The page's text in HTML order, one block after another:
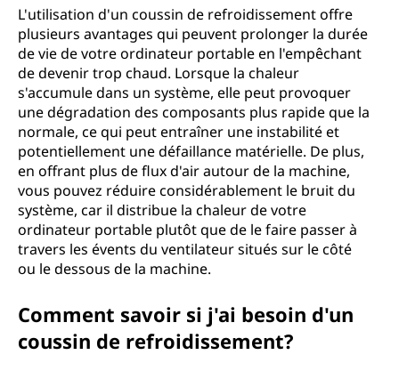
L'utilisation d'un coussin de refroidissement offre
plusieurs avantages qui peuvent prolonger la durée
de vie de votre ordinateur portable en l'empêchant
de devenir trop chaud. Lorsque la chaleur
s'accumule dans un système, elle peut provoquer
une dégradation des composants plus rapide que la
normale, ce qui peut entraîner une instabilité et
potentiellement une défaillance matérielle. De plus,
en offrant plus de flux d'air autour de la machine,
vous pouvez réduire considérablement le bruit du
système, car il distribue la chaleur de votre
ordinateur portable plutôt que de le faire passer à
travers les évents du ventilateur situés sur le côté
ou le dessous de la machine.
Comment savoir si j'ai besoin d'un
coussin de refroidissement?